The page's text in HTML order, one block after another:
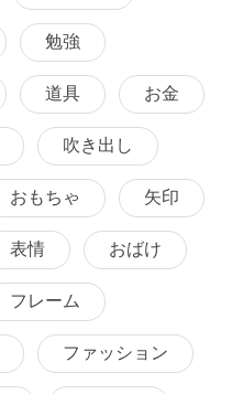
勉強
道具 お金
吹き出し
おもちゃ 矢印
表情 おばけ
フレーム
ファッション